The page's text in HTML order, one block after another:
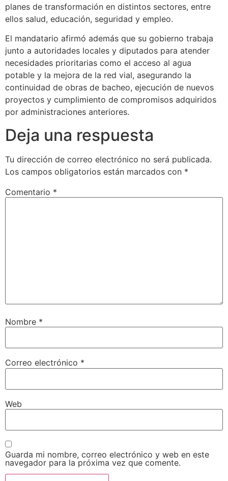
planes de transformación en distintos sectores, entre
ellos salud, educación, seguridad y empleo.
El mandatario afirmó además que su gobierno trabaja
junto a autoridades locales y diputados para atender
necesidades prioritarias como el acceso al agua
potable y la mejora de la red vial, asegurando la
continuidad de obras de bacheo, ejecución de nuevos
proyectos y cumplimiento de compromisos adquiridos
por administraciones anteriores.
Deja una respuesta
Tu dirección de correo electrónico no será publicada.
Los campos obligatorios están marcados con *
Comentario *
Nombre *
Correo electrónico *
Web
Guarda mi nombre, correo electrónico y web en este
navegador para la próxima vez que comente.